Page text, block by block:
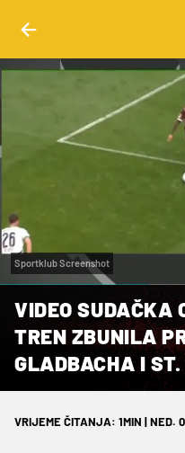
Sportklub Screenshot
VIDEO SUDAČKA
TREN ZBUNILA
GLADBACHA I
VRIJEME ČITANJA: 1MIN | NED.